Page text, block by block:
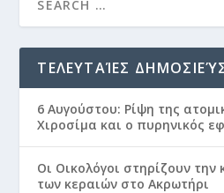
ΤΕΛΕΥΤΑΊΕΣ
6 Αυγούστου: Ρίψη της
Χιροσίμα και ο πυρηνικός
Οι Οικολόγοι στηρίζουν
των κεραιών στο Ακρωτήρι